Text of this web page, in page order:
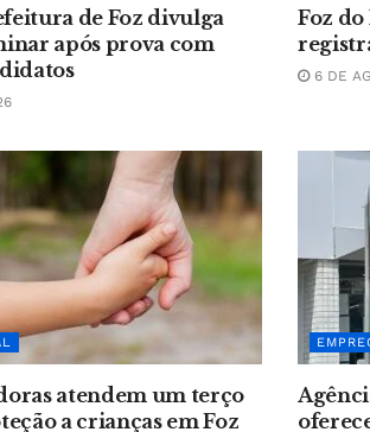
de Foz divulga
após prova com
Foz do
6 DE
atendem um terço
a crianças em Foz